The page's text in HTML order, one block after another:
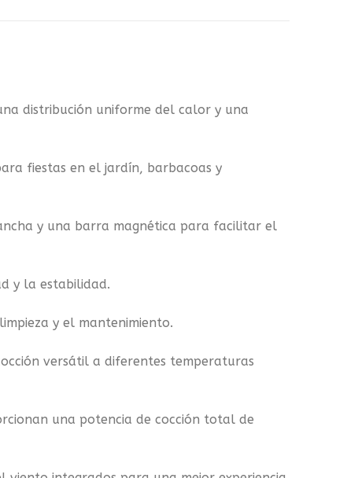
distribución uniforme del calor y una
fiestas en el jardín, barbacoas y
y una barra magnética para facilitar el
y la estabilidad.
y el mantenimiento.
versátil a diferentes temperaturas
una potencia de cocción total de